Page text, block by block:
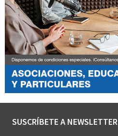
SUSCRÍBETE A NEWSLETTER